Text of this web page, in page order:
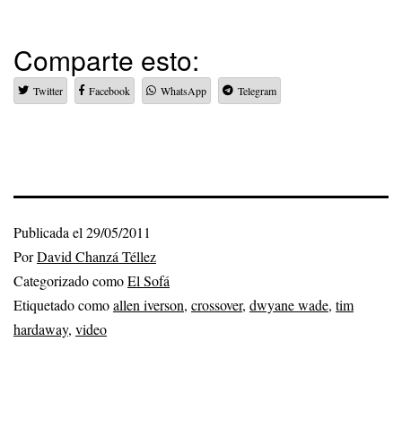
Comparte esto:
Twitter Facebook WhatsApp Telegram
Publicada el29/05/2011
PorDavid Chanzá Téllez
Categorizado comoEl Sofá
Etiquetado comoallen iverson, crossover, dwyane wade, tim
hardaway, video